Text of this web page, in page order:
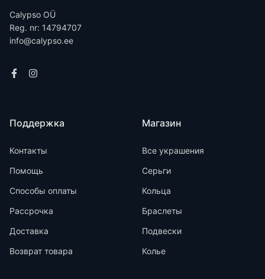
Calypso OÜ
Reg. nr: 14794707
info@calypso.ee
Поддержка
Контакты
Помощь
Способы оплаты
Рассрочка
Доставка
Возврат товара
Магазин
Все украшения
Серьги
Кольца
Браслеты
Подвески
Колье